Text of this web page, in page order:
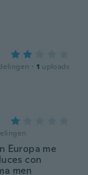
· 1 uploads
Europa me
con
men